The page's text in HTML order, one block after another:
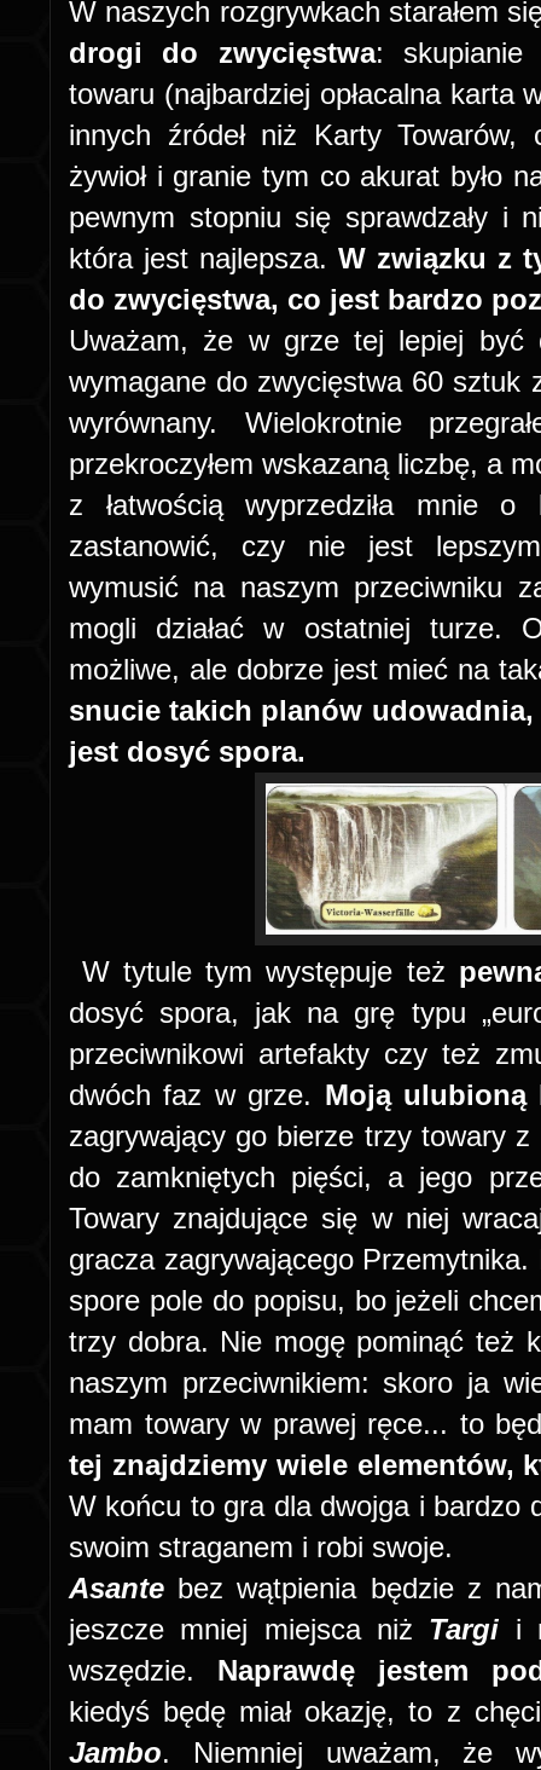
W naszych rozgrywkach starałem
drogi do zwycięstwa: skupianie
towaru (najbardziej opłacalna karta
innych źródeł niż Karty
żywioł i granie tym co akurat było
pewnym stopniu się sprawdzały i
która jest najlepsza. W związku z
do zwycięstwa, co jest bardzo
Uważam, że w grze tej lepiej być
wymagane do zwycięstwa 60 sztuk
wyrównany. Wielokrotnie
przekroczyłem wskazaną liczbę, a
z łatwością wyprzedziła mnie
zastanowić, czy nie jest
wymusić na naszym przeciwniku
mogli działać w ostatniej turze.
możliwe, ale dobrze jest mieć na
snucie takich planów
jest dosyć spora.
W tytule tym występuje też
dosyć spora, jak na grę typu
przeciwnikowi artefakty czy też
dwóch faz w grze. Moją ulubioną
zagrywający go bierze trzy towary z
do zamkniętych pięści, a jego
Towary znajdujące się w niej
gracza zagrywającego
spore pole do popisu, bo jeżeli
trzy dobra. Nie mogę pominąć też
naszym przeciwnikiem: skoro ja
mam towary w prawej ręce... to
tej znajdziemy wiele elementów,
W końcu to gra dla dwojga i bardzo
swoim straganem i robi swoje.
Asante bez wątpienia będzie z
jeszcze mniej miejsca niż Targi i
wszędzie. Naprawdę jestem
kiedyś będę miał okazję, to z
Jambo. Niemniej uważam, że